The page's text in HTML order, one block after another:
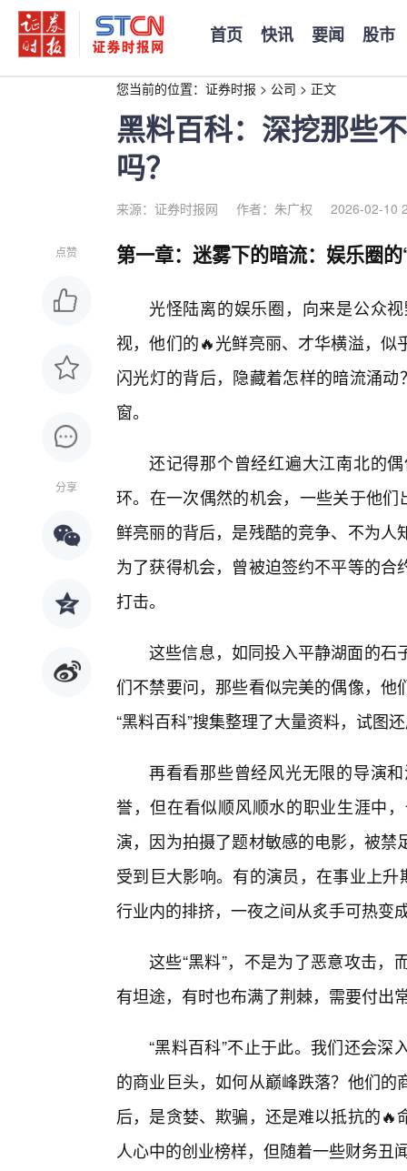
首页 快讯 要闻 股市
您当前的位置： 证券时报 > 公司 > 正文
黑料百科：深挖那些
吗？
来源：证券时报网 作者：朱广权 2026-02-10
点赞
分享
第一章：迷雾下的暗流：娱乐圈
光怪陆离的娱乐圈，向来是公众
视，他们的🔥光鲜亮丽、才华横溢，
闪光灯的背后，隐藏着怎样的暗流涌
窗。
还记得那个曾经红遍大江南北的
环。在一次偶然的机会，一些关于他
鲜亮丽的背后，是残酷的竞争、不为
为了获得机会，曾被迫签约不平等的
打击。
这些信息，如同投入平静湖面的石
们不禁要问，那些看似完美的偶像，
“黑料百科”搜集整理了大量资料，试图
再看看那些曾经风光无限的导演
誉，但在看似顺风顺水的职业生涯中
演，因为拍摄了题材敏感的电影，被
受到巨大影响。有的演员，在事业上
行业内的排挤，一夜之间从炙手可热变
这些“黑料”，不是为了恶意攻击
有坦途，有时也布满了荆棘，需要付出
“黑料百科”不止于此。我们还会
的商业巨头，如何从巅峰跌落？他们
后，是贪婪、欺骗，还是难以抵抗的
人心中的创业榜样，但随着一些财务丑